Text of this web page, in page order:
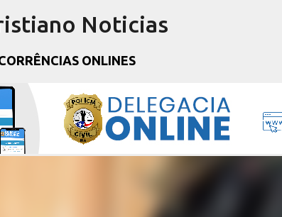
Noticias
ONLINES